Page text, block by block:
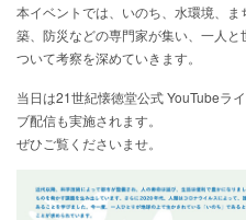
本イベントでは、いのち、水環境、ま
築、防災などの専門家が集い、一人と
ついて考察を深めていきます。
当日は21世紀懐徳堂公式 YouTubeラ
ブ配信も実施されます。
ぜひご覧くださいませ。